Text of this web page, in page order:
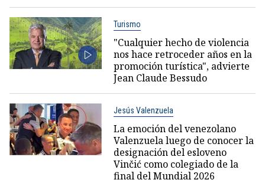
Turismo
"Cualquier hecho de violencia
nos hace retroceder años en la
promoción turística", advierte
Jean Claude Bessudo
Jesús Valenzuela
La emoción del venezolano
Valenzuela luego de conocer la
designación del esloveno
Vinčić como colegiado de la
final del Mundial 2026